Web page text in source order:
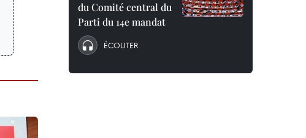
du Comité central du
Parti du 14e mandat
ÉCOUTER